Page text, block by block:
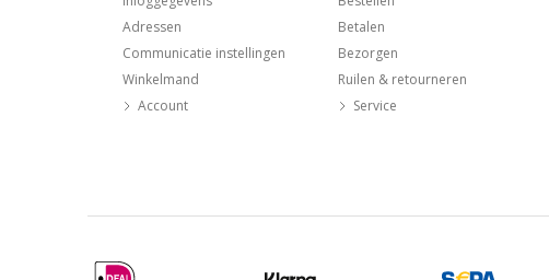
Adressen
Communicatie instellingen
Winkelmand
Account
Betalen
Bezorgen
Ruilen & retourneren
Service